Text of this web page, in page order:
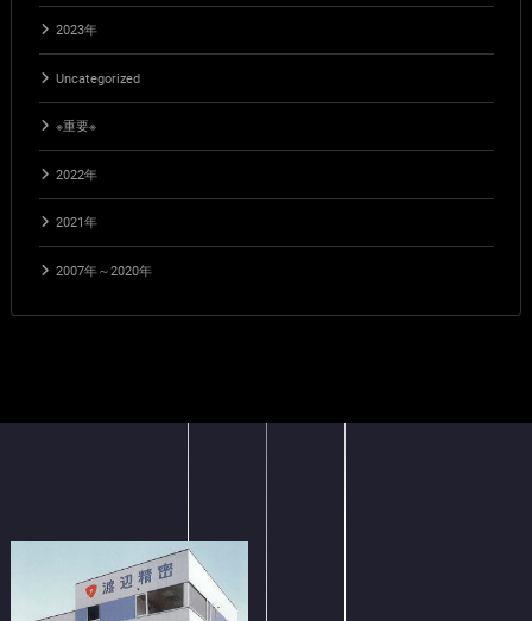
2023年
Uncategorized
※重要※
2022年
2021年
2007年～2020年